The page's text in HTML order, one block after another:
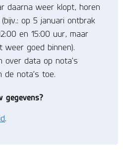
daarna weer klopt, horen
op 5 januari ontbrak
en 15:00 uur, maar
weer goed binnen).
over data op nota’s
nota’s toe.
gegevens?
.